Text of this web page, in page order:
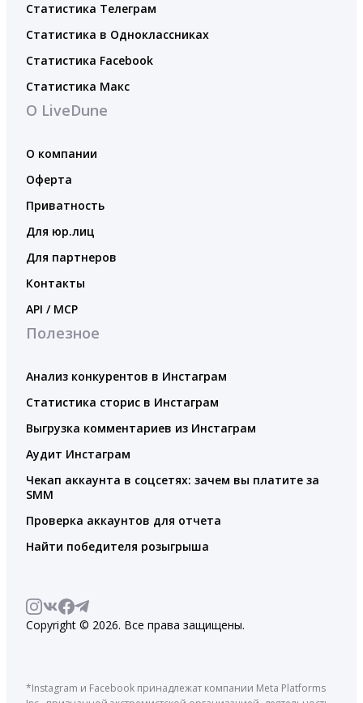
Статистика Телеграм
Статистика в Одноклассниках
Статистика Facebook
Статистика Макс
О LiveDune
О компании
Оферта
Приватность
Для юр.лиц
Для партнеров
Контакты
API / MCP
Полезное
Анализ конкурентов в Инстаграм
Статистика сторис в Инстаграм
Выгрузка комментариев из Инстаграм
Аудит Инстаграм
Чекап аккаунта в соцсетях: зачем вы платите за
SMM
Проверка аккаунтов для отчета
Найти победителя розыгрыша
Copyright © 2026. Все права защищены.
*Instagram и Facebook принадлежат компании Meta Platforms